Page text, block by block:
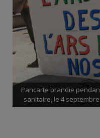
Pancarte brandie
sanitaire, le 4